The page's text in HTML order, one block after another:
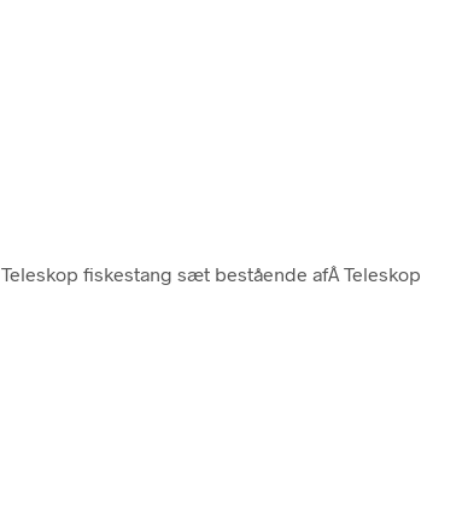
. Teleskop fiskestang sæt bestående afÂ Teleskop